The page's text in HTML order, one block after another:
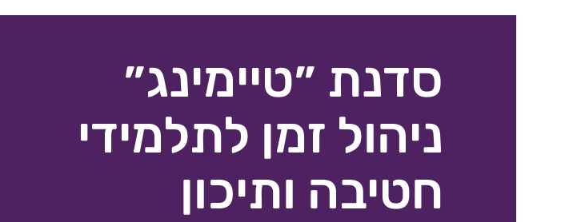
סדנת ״טיימינג״
ניהול זמן לתלמידי
חטיבה ותיכון